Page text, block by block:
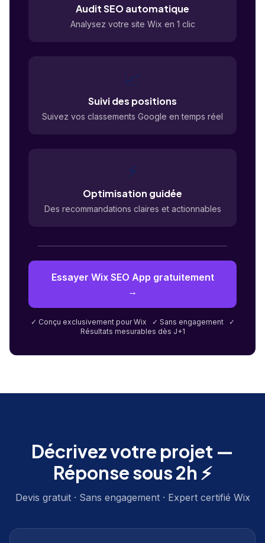
Audit SEO automatique
Analysez votre site Wix en 1 clic
📈
Suivi des positions
Suivez vos classements Google en temps réel
⚡
Optimisation guidée
Des recommandations claires et actionnables
Essayer Wix SEO App gratuitement
→
✓ Conçu exclusivement pour Wix ✓ Sans engagement ✓
Résultats mesurables dès J+1
Décrivez votre projet —
Réponse sous 2h ⚡
Devis gratuit · Sans engagement · Expert certifié Wix